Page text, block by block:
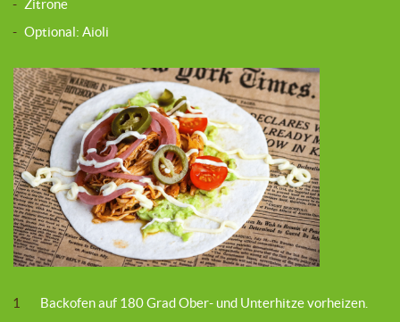
- Zitrone
- Optional: Aioli
1
Backofen auf 180 Grad Ober- und Unterhitze vorheizen.